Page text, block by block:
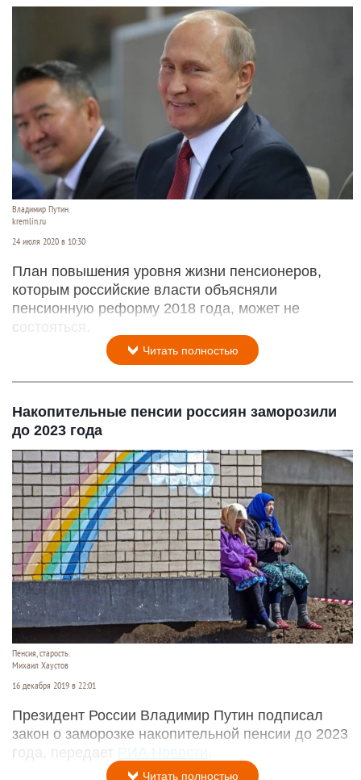
Владимир Путин.
kremlin.ru
24 июля 2020 в 10:30
План повышения уровня жизни пенсионеров,
которым российские власти объясняли
пенсионную реформу 2018 года, может не
состояться.
Читать полностью
Накопительные пенсии россиян заморозили
до 2023 года
Пенсия, старость.
Михаил Хаустов
16 декабря 2019 в 22:01
Президент России Владимир Путин подписал
закон о заморозке накопительной пенсии до 2023
года, передает РИА Новости
Читать полностью